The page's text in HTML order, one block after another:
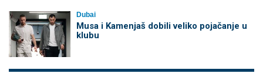
Dubai
Musa i Kamenjaš dobili veliko pojačanje u
klubu